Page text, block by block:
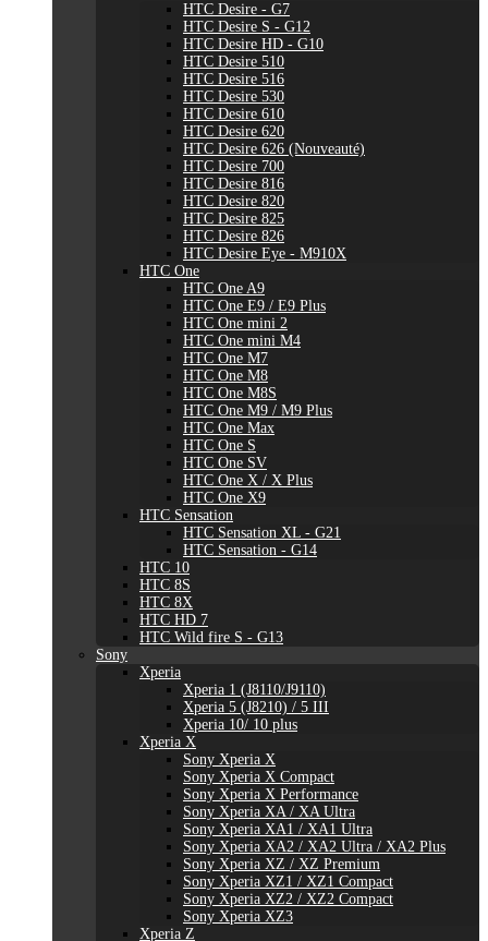
HTC Desire - G7
HTC Desire S - G12
HTC Desire HD - G10
HTC Desire 510
HTC Desire 516
HTC Desire 530
HTC Desire 610
HTC Desire 620
HTC Desire 626 (Nouveauté)
HTC Desire 700
HTC Desire 816
HTC Desire 820
HTC Desire 825
HTC Desire 826
HTC Desire Eye - M910X
HTC One
HTC One A9
HTC One E9 / E9 Plus
HTC One mini 2
HTC One mini M4
HTC One M7
HTC One M8
HTC One M8S
HTC One M9 / M9 Plus
HTC One Max
HTC One S
HTC One SV
HTC One X / X Plus
HTC One X9
HTC Sensation
HTC Sensation XL - G21
HTC Sensation - G14
HTC 10
HTC 8S
HTC 8X
HTC HD 7
HTC Wild fire S - G13
Sony
Xperia
Xperia 1 (J8110/J9110)
Xperia 5 (J8210) / 5 III
Xperia 10/ 10 plus
Xperia X
Sony Xperia X
Sony Xperia X Compact
Sony Xperia X Performance
Sony Xperia XA / XA Ultra
Sony Xperia XA1 / XA1 Ultra
Sony Xperia XA2 / XA2 Ultra / XA2 Plus
Sony Xperia XZ / XZ Premium
Sony Xperia XZ1 / XZ1 Compact
Sony Xperia XZ2 / XZ2 Compact
Sony Xperia XZ3
Xperia Z